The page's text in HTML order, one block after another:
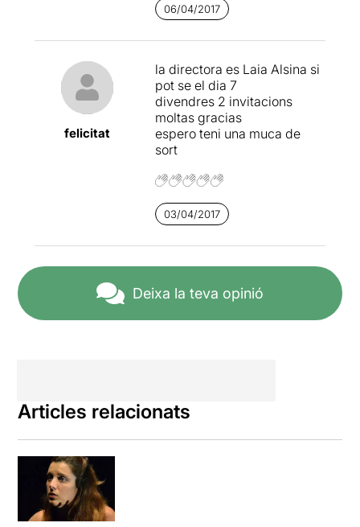
Martelli l'Atrium
atrevit.
06/04/2017
felicitat
la directora es Laia Alsina si
pot se el dia 7
divendres 2 invitacions
moltas gracias
espero teni una muca de
sort
03/04/2017
Deixa la teva opinió
Articles relacionats